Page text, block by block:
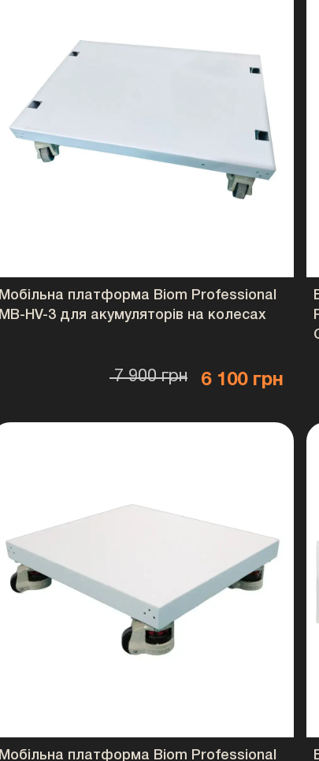
Додатковий рівень безпеки для
Контроль роботи системи через
Сумісність із
Підтримуються інвертори Deye, Solis,
PowerBrick Plus
Інтелектуальна
Вбудована Smart BMS контролює всі
короткого замикання
використання додаткового обладнання.
Швидка інтеграція з більшістю сучасних
Модульна архітектура
Можливість поступового збільшення
Мобільна платформа Biom Professional
MB-HV-3 для акумуляторів на колесах
7 900 грн 6 100 грн
Мобільна платформа Biom Professional